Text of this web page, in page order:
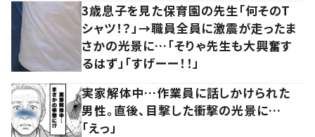
3歳息子を見た保育園の先生「何そのT
シャツ！？」→職員全員に激震が走ったま
さかの光景に…「そりゃ先生も大興奮す
るはず」「すげーー！！」
実家解体中…作業員に話しかけられた
男性。直後、目撃した衝撃の光景に…
「えっ」